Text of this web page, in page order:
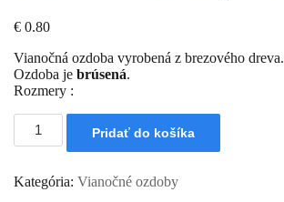
€ 0.80
Vianočná ozdoba vyrobená z brezového dreva.
Ozdoba je brúsená.
Rozmery :
množstvo
Vianočná
-
Pridať do košíka
Kategória: Vianočné ozdoby